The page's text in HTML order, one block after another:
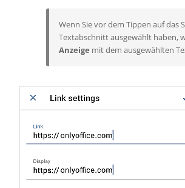
Wenn Sie vor dem Tippen auf das
Textabschnitt ausgewählt haben,
Anzeige mit dem ausgewählten